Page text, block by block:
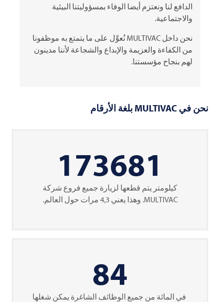
الدافع لنا ونعتزم أيضا الوفاء بمسؤوليتنا البيئية
والاجتماعية.
نحن داخل MULTIVACنُعوِّل على ما يتمتع به موظفونا
من الكفاءة والعزيمة والإبداع والشجاعة لأننا مدينون
لهم بنجاح مؤسستنا.
نحن في MULTIVAC بلغة الأرقام
173681
كيلومتر يتم قطعها لزيارة جميع فروع شركة
MULTIVAC. وهذا يعني 4,3 مرات حول العالم.
84
في المائة من جميع الوظائف الشاغرة يمكن شغلها